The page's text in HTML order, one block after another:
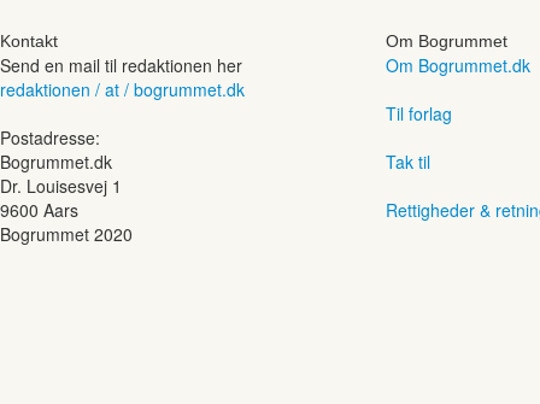
Kontakt
Send en mail til redaktionen her
redaktionen / at / bogrummet.dk
Postadresse:
Bogrummet.dk
Dr. Louisesvej 1
9600 Aars
Om Bogrummet
Om Bogrummet.dk
Til forlag
Tak til
Rettigheder &
Bogrummet 2020